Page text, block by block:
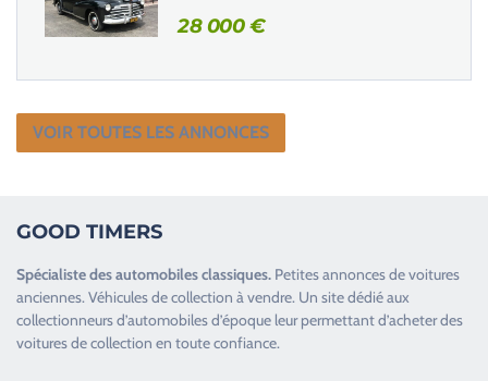
28 000€
VOIR TOUTES LES ANNONCES
GOOD TIMERS
Spécialiste desautomobiles classiques. Petites annonces devoitures
anciennes.Véhicules de collection à vendre. Un site dédié aux
collectionneurs d’automobiles d’époque leur permettant d’acheter des
voitures de collection en toute confiance.